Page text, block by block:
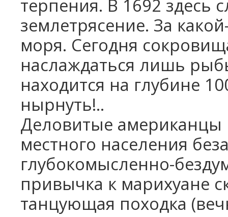
терпения. В 1692 здесь
землетрясение. За
моря. Сегодня
наслаждаться лишь
находится на глубине
нырнуть!..
Деловитые
местного населения
глубокомысленно-
привычка к марихуане
танцующая походка